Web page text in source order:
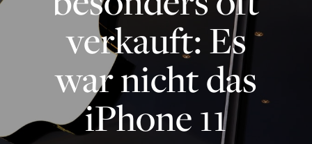
verkauft: Es
war nicht das
iPhone 11